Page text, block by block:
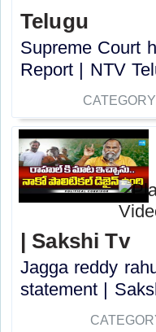
Telugu
Supreme Court
Report | NTV
| Sakshi Tv
Jagga reddy
statement |